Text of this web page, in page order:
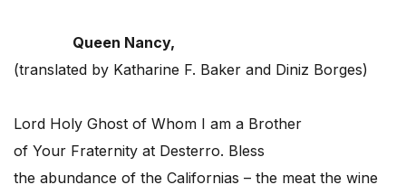
Queen Nancy,
(translated by Katharine F. Baker and Diniz Borges)
Lord Holy Ghost of Whom I am a Brother
of Your Fraternity at Desterro. Bless
the abundance of the Californias – the meat the wine